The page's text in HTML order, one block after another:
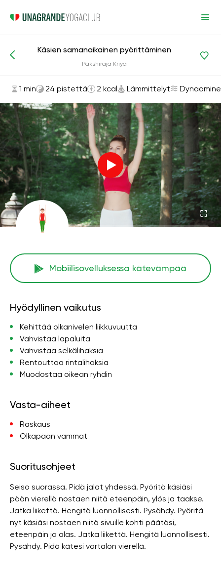
Asanat ja harjoitukset Lämmittelyt
Käsien samanaikainen pyörittäminen
Pakshiraja Kriya
1 min 24 pistettä 2 kcal Lämmittelyt
Mobiilisovelluksessa kätevämpää
Hyödyllinen vaikutus
Kehittää olkanivelen liikkuvuutta
Vahvistaa lapaluita
Vahvistaa selkälihaksia
Rentouttaa rintalihaksia
Muodostaa oikean ryhdin
Vasta-aiheet
Raskaus
Olkapään vammat
Suoritusohjeet
Seiso suorassa. Pidä jalat yhdessä. Pyöritä käsiäsi
pään vierellä nostaen niitä eteenpäin, ylös ja taakse.
Jatka liikettä. Hengitä luonnollisesti. Pysähdy. Pyöritä
nyt käsiäsi nostaen niitä sivuille kohti päätäsi,
eteenpäin ja alas. Jatka liikettä. Hengitä luonnollisesti.
Pysähdy. Pidä kätesi vartalon vierellä.